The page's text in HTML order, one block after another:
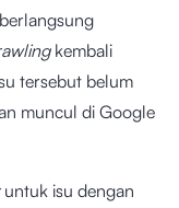
kembali
tersebut belum
muncul di Google
untuk isu dengan